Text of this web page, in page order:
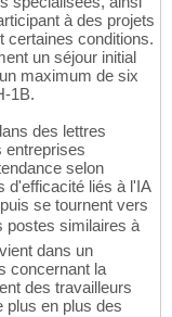
à des projets
certaines conditions.
un séjour initial
maximum de six
1B.
des lettres
entreprises
selon
d'efficacité liés à l'IA
se tournent vers
postes similaires à
dans un
concernant la
des travailleurs
plus en plus des